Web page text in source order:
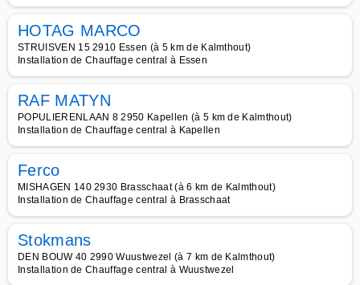
HOTAG MARCO
STRUISVEN 15 2910 Essen (à 5 km de Kalmthout)
Installation de Chauffage central à Essen
RAF MATYN
POPULIERENLAAN 8 2950 Kapellen (à 5 km de Kalmthout)
Installation de Chauffage central à Kapellen
Ferco
MISHAGEN 140 2930 Brasschaat (à 6 km de Kalmthout)
Installation de Chauffage central à Brasschaat
Stokmans
DEN BOUW 40 2990 Wuustwezel (à 7 km de Kalmthout)
Installation de Chauffage central à Wuustwezel